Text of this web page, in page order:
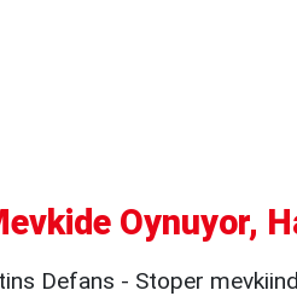
Oynuyor,
Defans - Stoper